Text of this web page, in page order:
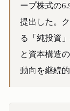
ープ株式の
提出した。
る「純投資
と資本構造
動向を継続